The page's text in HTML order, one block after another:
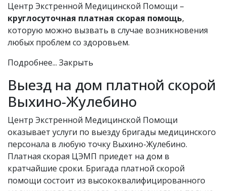
Центр Экстренной Медицинской Помощи –
круглосуточная платная скорая помощь,
которую можно вызвать в случае возникновения
любых проблем со здоровьем.
Подробнее... Закрыть
Выезд на дом платной скорой
Выхино-Жулебино
Центр Экстренной Медицинской Помощи
оказывает услуги по выезду бригады медицинского
персонала в любую точку Выхино-Жулебино.
Платная скорая ЦЭМП приедет на дом в
кратчайшие сроки. Бригада платной скорой
помощи состоит из высококвалифицированного